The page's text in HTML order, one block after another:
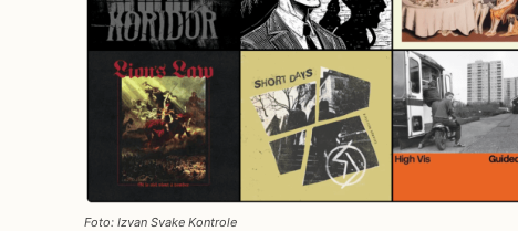
Foto: Izvan Svake Kontrole